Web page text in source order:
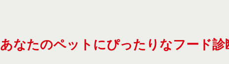
あなたのペットにぴったりなフード診